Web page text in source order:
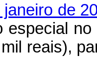
de
especial
reais),